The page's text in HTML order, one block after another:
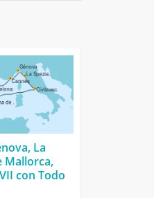
La
Mallorca,
con Todo